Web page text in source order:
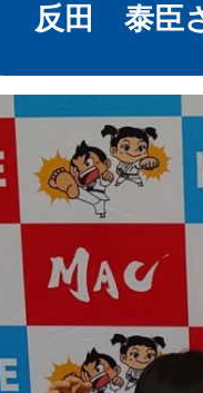
反田 泰臣